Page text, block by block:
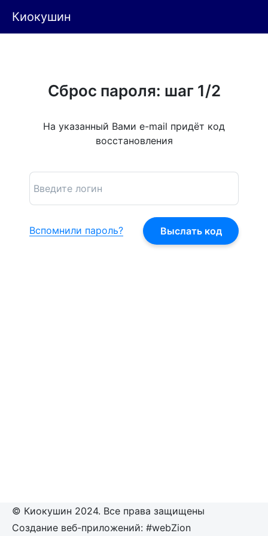
Киокушин
Сброс пароля: шаг 1/2
На указанный Вами e-mail придёт код
восстановления
Вспомнили пароль?
© Киокушин 2024. Все права защищены
Создание веб-приложений: #webZion